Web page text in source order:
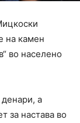
на камен
во населено
а
за настава во